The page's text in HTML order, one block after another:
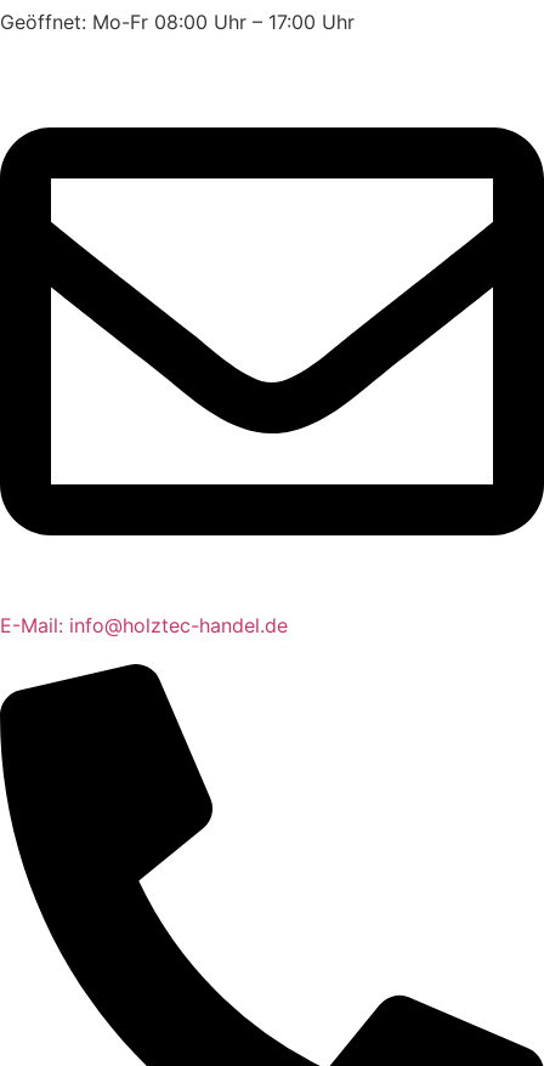
Geöffnet: Mo-Fr 08:00 Uhr – 17:00 Uhr
E-Mail: info@holztec-handel.de